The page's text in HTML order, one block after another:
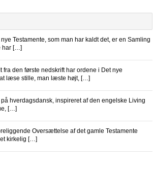
Testamente, som man har kaldt det, er en Samling
har […]
fra den første nedskrift har ordene i Det nye
at læse stille, man læste højt, […]
hverdagsdansk, inspireret af den engelske Living
[…]
Oversættelse af det gamle Testamente
kirkelig […]